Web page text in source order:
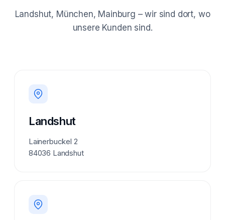
Landshut, München, Mainburg – wir sind dort, wo
unsere Kunden sind.
Landshut
Lainerbuckel 2
84036 Landshut